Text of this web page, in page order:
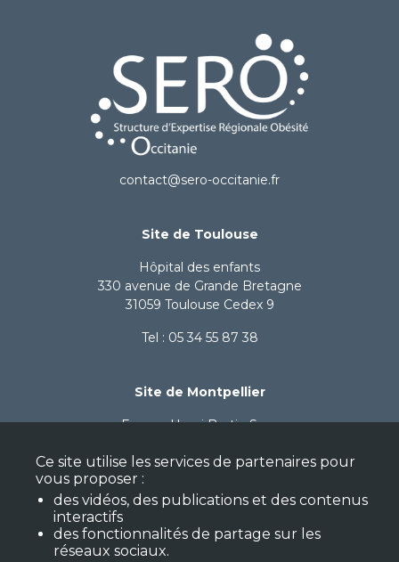
contact@sero-occitanie.fr
Site de Toulouse
Hôpital des enfants
330 avenue de Grande Bretagne
31059 Toulouse Cedex 9
Tel : 05 34 55 87 38
Site de Montpellier
Espace Henri Bertin Sans
34080 Montpellier
Tel : 06 71 96 50 21
Nous suivre
Ce site utilise les services de partenaires pour
vous proposer :
des vidéos, des publications et des contenus
interactifs
des fonctionnalités de partage sur les
réseaux sociaux.